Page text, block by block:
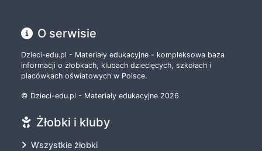
O serwisie
Dzieci-edu.pl - Materiały edukacyjne - kompleksowa baza
informacji o żłobkach, klubach dziecięcych, szkołach i
placówkach oświatowych w Polsce.
© Dzieci-edu.pl - Materiały edukacyjne 2026
Żłobki i kluby
Wszystkie żłobki